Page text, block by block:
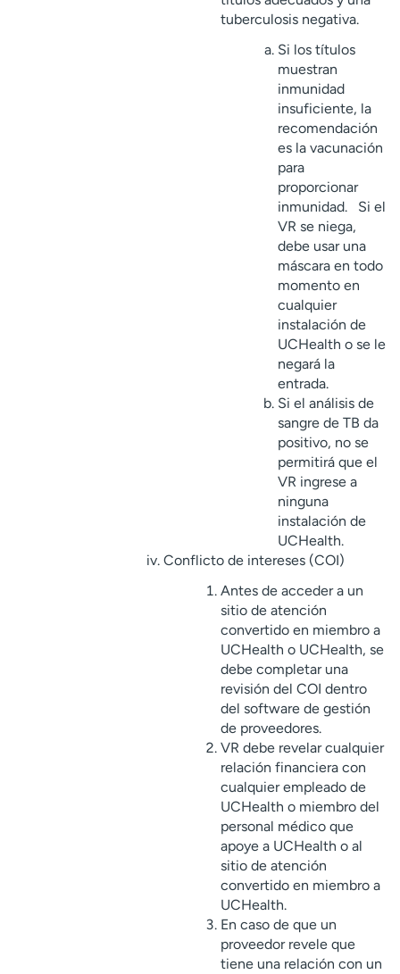
tuberculosis negativa.
Si los títulos
muestran
inmunidad
insuficiente, la
recomendación
es la vacunación
para
proporcionar
inmunidad. Si el
VR se niega,
debe usar una
máscara en todo
momento en
cualquier
instalación de
UCHealth o se le
negará la
entrada.
Si el análisis de
sangre de TB da
positivo, no se
permitirá que el
VR ingrese a
ninguna
instalación de
UCHealth.
Conflicto de intereses (COI)
Antes de acceder a un
sitio de atención
convertido en miembro a
UCHealth o UCHealth, se
debe completar una
revisión del COI dentro
del software de gestión
de proveedores.
VR debe revelar cualquier
relación financiera con
cualquier empleado de
UCHealth o miembro del
personal médico que
apoye a UCHealth o al
sitio de atención
convertido en miembro a
UCHealth.
En caso de que un
proveedor revele que
tiene una relación con un